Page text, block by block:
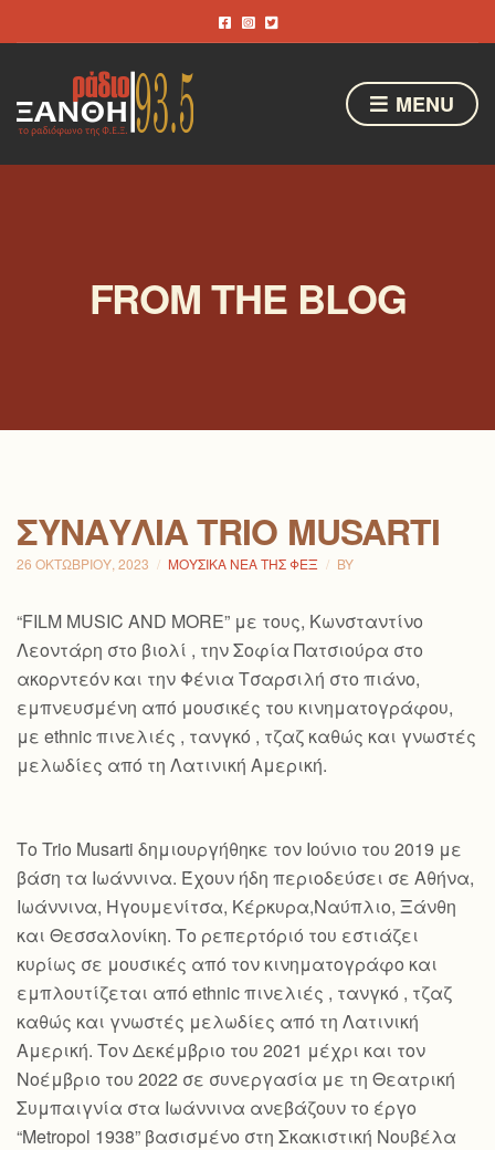
MENU
FROM THE BLOG
ΣΥΝΑΥΛΊΑ TRIO MUSARTI
26 ΟΚΤΩΒΡΊΟΥ, 2023 ΜΟΥΣΙΚΆ ΝΈΑ ΤΗΣ ΦΕΞ BY
“FILM MUSIC AND MORE” με τους, Κωνσταντίνο
Λεοντάρη στο βιολί , την Σοφία Πατσιούρα στο
ακορντεόν και την Φένια Τσαρσιλή στο πιάνο,
εμπνευσμένη από μουσικές του κινηματογράφου,
με ethnic πινελιές , τανγκό , τζαζ καθώς και γνωστές
μελωδίες από τη Λατινική Αμερική.
Το Trio Musarti δημιουργήθηκε τον Ιούνιο του 2019 με
βάση τα Ιωάννινα. Έχουν ήδη περιοδεύσει σε Αθήνα,
Ιωάννινα, Ηγουμενίτσα, Κέρκυρα,Ναύπλιο, Ξάνθη
και Θεσσαλονίκη. Το ρεπερτόριό του εστιάζει
κυρίως σε μουσικές από τον κινηματογράφο και
εμπλουτίζεται από ethnic πινελιές , τανγκό , τζαζ
καθώς και γνωστές μελωδίες από τη Λατινική
Αμερική. Τον Δεκέμβριο του 2021 μέχρι και τον
Νοέμβριο του 2022 σε συνεργασία με τη Θεατρική
Συμπαιγνία στα Ιωάννινα ανεβάζουν το έργο
“Metropol 1938” βασισμένο στη Σκακιστική Νουβέλα